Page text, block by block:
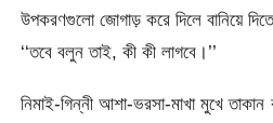
উপকরণগুলো জোগাড় করে দিলে বানিয়ে দিতে
‘‘তবে বলুন তাই, কী কী লাগবে।’’
নিমাই-গিন্নী আশা-ভরসা-মাখা মুখে